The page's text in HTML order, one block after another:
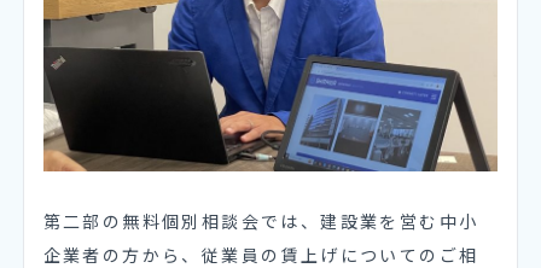
第二部の無料個別相談会では、建設業を営む中小
企業者の方から、従業員の賃上げについてのご相